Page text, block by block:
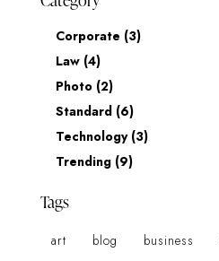
Corporate (3)
Law(4)
Photo(2)
Standard(6)
Technology(3)
Trending(9)
Tags
art blog business